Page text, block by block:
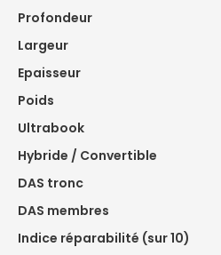
Profondeur
Largeur
Epaisseur
Poids
Ultrabook
Hybride / Convertible
DAS tronc
DAS membres
Indice réparabilité (sur 10)